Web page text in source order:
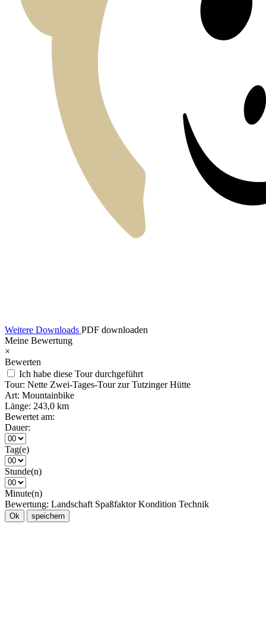
Weitere Downloads PDF downloaden
Meine Bewertung
×
Bewerten
Ich habe diese Tour durchgeführt
Tour: Nette Zwei-Tages-Tour zur Tutzinger Hütte
Art: Mountainbike
Länge: 243,0 km
Bewertet am:
Dauer:
Tag(e)
Stunde(n)
Minute(n)
Bewertung: Landschaft Spaßfaktor Kondition Technik
Ok speichern